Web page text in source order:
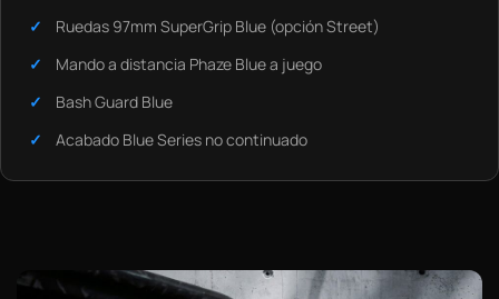
Ruedas 97mm SuperGrip Blue (opción Street)
Mando a distancia Phaze Blue a juego
Bash Guard Blue
Acabado Blue Series no continuado